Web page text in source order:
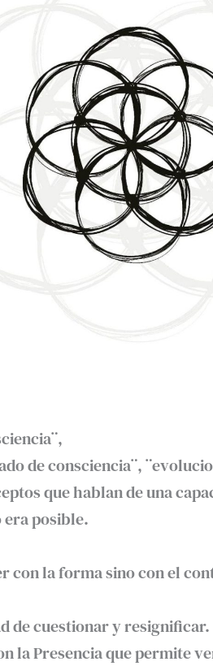
de consciencia¨,
que hablan de una
era posible.⁣
con la forma sino con el
de cuestionar y resignificar.⁣
la Presencia que permite